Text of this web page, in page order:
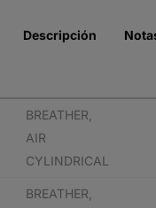
Descripción
BREATHER,
AIR
CYLINDRICAL
BREATHER,